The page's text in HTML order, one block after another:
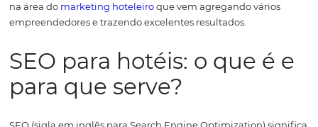
com os gigantes do mercado.É possível aparecer entre
primeiros colocados em buscadores como o Google de
hotéis e destinos, o site do seu hotel poderá integrar os
principais resultados de pesquisa.
meio das técnicas de SEO para hotéis, uma tendência